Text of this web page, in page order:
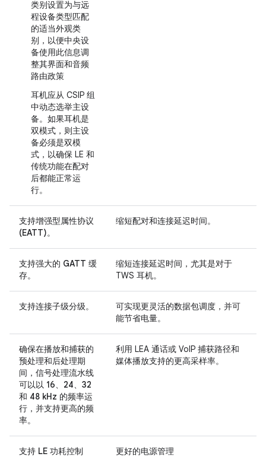
类别设置为与远
程设备类型匹配
的适当外观类
别，以便中央设
备使用此信息调
整其界面和音频
路由政策
耳机应从 CSIP 组
中动态选举主设
备。如果耳机是
双模式，则主设
备必须是双模
式，以确保 LE 和
传统功能在配对
后都能正常运
行。
支持增强型属性协议
(EATT)。
缩短配对和连接延迟时间。
支持强大的 GATT 缓
存。
缩短连接延迟时间，尤其是对于
TWS 耳机。
支持连接子级分级。
可实现更灵活的数据包调度，并可
能节省电量。
确保在播放和捕获的
预处理和后处理期
间， 信号处理流水线
可以以 16、24、32
和 48 kHz 的频率运
行，并支持更高的频
率。
利用 LEA 通话或 VoIP 捕获路径和
媒体播放支持的更高采样率。
支持 LE 功耗控制 更好的电源管理